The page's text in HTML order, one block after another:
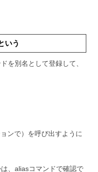
いう
を別名として登録して、
ンで）を呼び出すように
、aliasコマンドで確認で